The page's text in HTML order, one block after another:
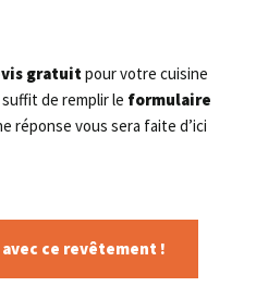
gratuit pour votre cuisine
de remplir le formulaire
réponse vous sera faite d’ici
ce revêtement !